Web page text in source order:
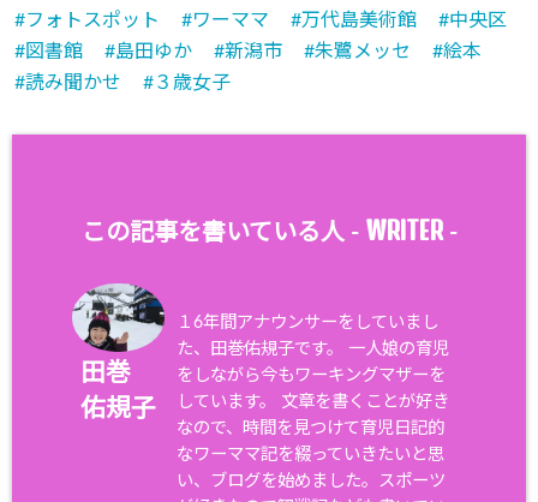
フォトスポット
ワーママ 万代島美術館
中央区
図書館
島田ゆか 新潟市 朱鷺メッセ
絵本
読み聞かせ
３歳女子
この記事を書いている人 - WRITER-
田巻
佑規子
１6年間アナウンサーをしていまし
た、田巻佑規子です。 一人娘の育児
をしながら今もワーキングマザーを
しています。 文章を書くことが好き
なので、時間を見つけて育児日記的
なワーママ記を綴っていきたいと思
い、ブログを始めました。スポーツ